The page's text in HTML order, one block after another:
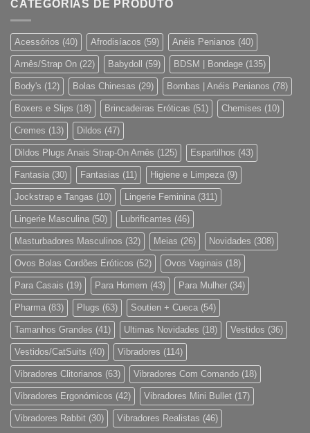
CATEGORIAS DE PRODUTO
Acessórios (40) Afrodisíacos (59) Anéis Penianos (40)
Arnês/Strap On (22) Babydoll (59) BDSM | Bondage (135)
Body's (12) Bolas Chinesas (29) Bombas | Anéis Penianos (78)
Boxers e Slips (18) Brincadeiras Eróticas (51) Chemises (10)
Cremes (13) Dildos (47)
Dildos Plugs Anais Strap-On Arnês (125) Espartilhos (43)
Fantasia (30) Fantasias (11) Higiene e Limpeza (9)
Jockstrap e Tangas (10) Lingerie Feminina (311)
Lingerie Masculina (50) Lubrificantes (46)
Masturbadores Masculinos (32) Meias (26) Novidades (308)
Ovos Bolas Cordões Eróticos (52) Ovos Vaginais (18)
Para Casais (19) Para Homem (43) Para Mulher (34)
Pharma (83) Plugs (63) Soutien + Cueca (54)
Tamanhos Grandes (41) Ultimas Novidades (18) Vestidos (36)
Vestidos/CatSuits (40) Vibradores (114)
Vibradores Clitorianos (63) Vibradores Com Comando (18)
Vibradores Ergonómicos (42) Vibradores Mini Bullet (17)
Vibradores Rabbit (30) Vibradores Realistas (46)